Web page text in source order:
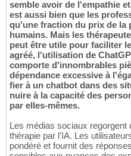
semble avoir de l'empathie
est aussi bien que les
qu'une fraction du prix de la
humains. Mais les
peut être utile pour faciliter
agréé, l'utilisation de
comporte d'innombrables
dépendance excessive à
fier à un chatbot dans des
nuire à la capacité des
par elles-mêmes.
Les médias sociaux regorgent
thérapie par l'IA. Les
pondéré et fournit des